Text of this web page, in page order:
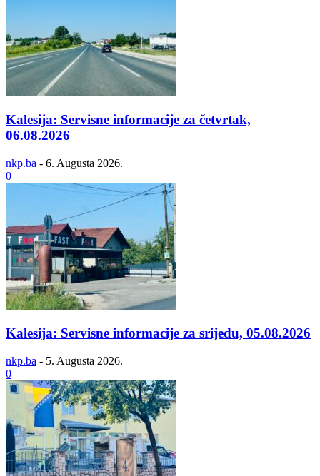
Kalesija: Servisne informacije za četvrtak,
06.08.2026
nkp.ba - 6. Augusta 2026.
0
Kalesija: Servisne informacije za srijedu, 05.08.2026
nkp.ba - 5. Augusta 2026.
0